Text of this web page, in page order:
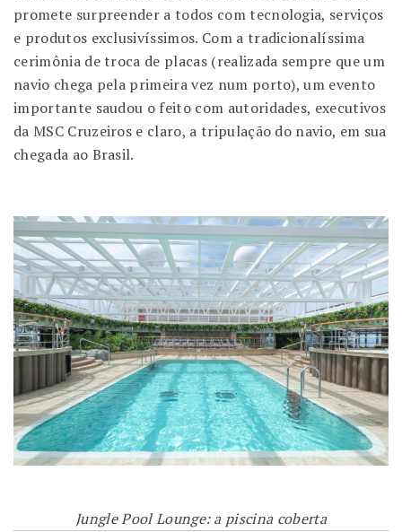
promete surpreender a todos com tecnologia, serviços
e produtos exclusivíssimos. Com a tradicionalíssima
cerimônia de troca de placas (realizada sempre que um
navio chega pela primeira vez num porto), um evento
importante saudou o feito com autoridades, executivos
da MSC Cruzeiros e claro, a tripulação do navio, em sua
chegada ao Brasil.
Jungle Pool Lounge: a piscina coberta